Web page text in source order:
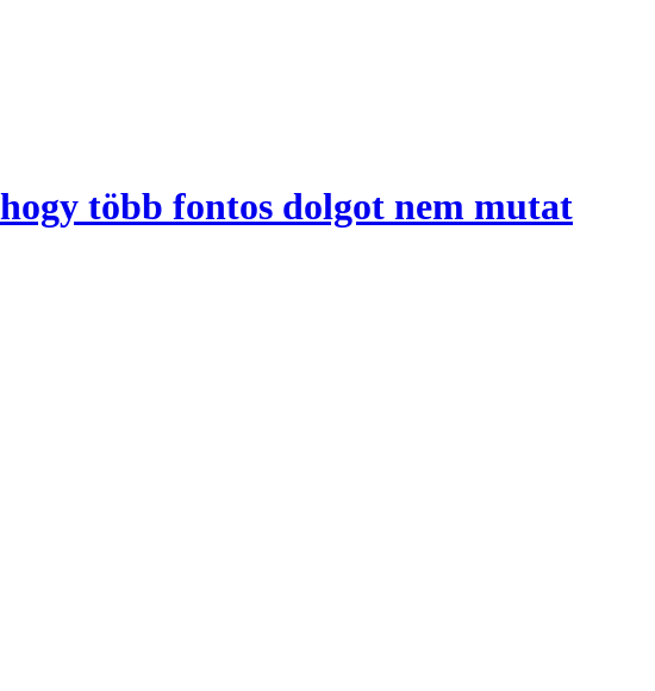
több fontos dolgot nem mutat